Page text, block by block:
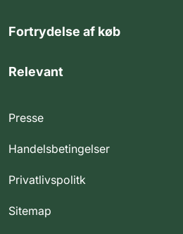
Fortrydelse af køb
Relevant
Presse
Handelsbetingelser
Privatlivspolitk
Sitemap